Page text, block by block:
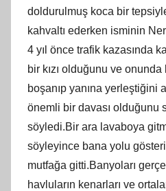
doldurulmuş koca bir
kahvaltı ederken isminin
4 yıl önce trafik kazasında
bir kızı olduğunu ve onunda
boşanıp yanına yerleştiğini
önemli bir davası olduğunu
söyledi.Bir ara lavaboya
söyleyince bana yolu
mutfağa gitti.Banyoları
havluların kenarları ve